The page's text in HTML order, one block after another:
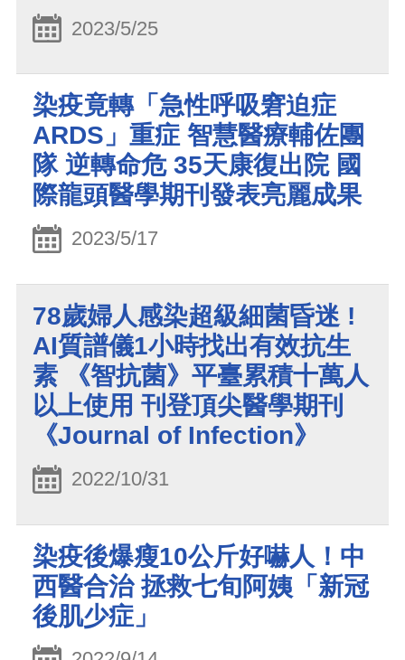
2023/5/25
染疫竟轉「急性呼吸窘迫症
ARDS」重症 智慧醫療輔佐團
隊 逆轉命危 35天康復出院 國
際龍頭醫學期刊發表亮麗成果
2023/5/17
78歲婦人感染超級細菌昏迷 !
AI質譜儀1小時找出有效抗生
素 《智抗菌》平臺累積十萬人
以上使用 刊登頂尖醫學期刊
《Journal of Infection》
2022/10/31
染疫後爆瘦10公斤好嚇人！中
西醫合治 拯救七旬阿姨「新冠
後肌少症」